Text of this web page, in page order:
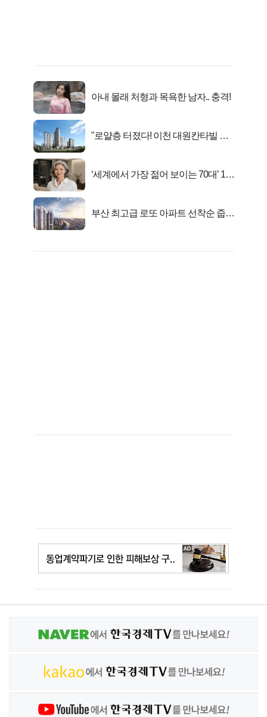
아내 몰래 처형과 목욕한 남자.. 충격!
"로얄층 터졌다! 이천 대원칸타빌 잔
‘세계에서 가장 젊어 보이는 70대’ 1위
부산 최고급 로또 아파트 선착순 줍줍